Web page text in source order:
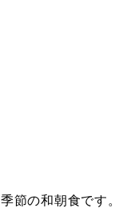
節の和朝食です。